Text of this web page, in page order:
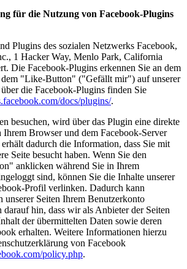
für die Nutzung von Facebook-Plugins
Plugins des sozialen Netzwerks Facebook,
1 Hacker Way, Menlo Park, California
Die Facebook-Plugins erkennen Sie an dem
"Like-Button" ("Gefällt mir") auf unserer
die Facebook-Plugins finden Sie
docs/plugins/.
besuchen, wird über das Plugin eine direkte
Browser und dem Facebook-Server
dadurch die Information, dass Sie mit
Seite besucht haben. Wenn Sie den
anklicken während Sie in Ihrem
sind, können Sie die Inhalte unserer
Profil verlinken. Dadurch kann
unserer Seiten Ihrem Benutzerkonto
hin, dass wir als Anbieter der Seiten
der übermittelten Daten sowie deren
erhalten. Weitere Informationen hierzu
von Facebook
policy.php.